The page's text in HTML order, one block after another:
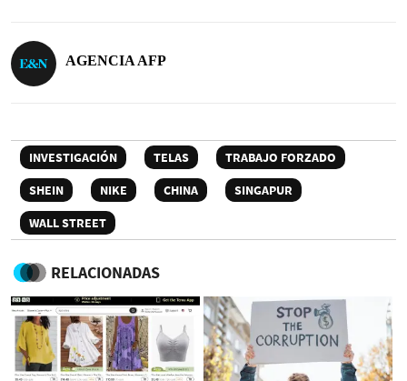
AGENCIA AFP
INVESTIGACIÓN TELAS
TRABAJO FORZADO
SHEIN
NIKE CHINA
SINGAPUR
WALL STREET
RELACIONADAS